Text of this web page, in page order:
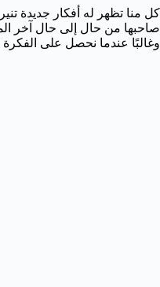
كل منا تظهر له أفكار جديدة
صاحبها من حال إلى حال آخر
وغالبًا عندما نحصل على الفكرة